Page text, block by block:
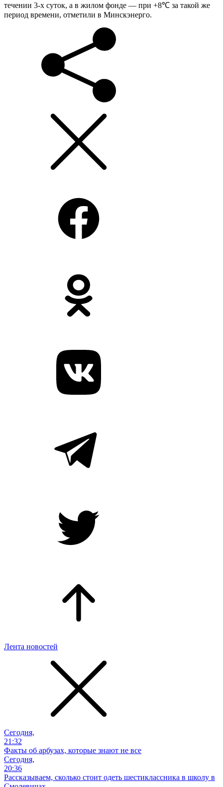
течении 3-х суток, а в жилом фонде — при +8℃ за такой же
период времени, отметили в Минскэнерго.
Лента новостей
Сегодня,
21:32
Факты об арбузах, которые знают не все
Сегодня,
20:36
Рассказываем, сколько стоит одеть шестиклассника в школу в